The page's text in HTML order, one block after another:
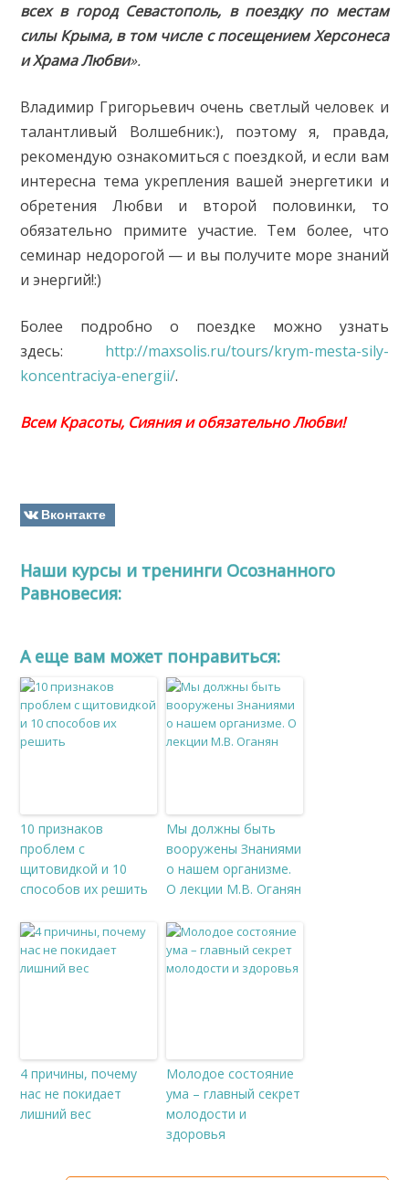
всех в город Севастополь, в поездку по местам
силы Крыма, в том числе с посещением Херсонеса
и Храма Любви».
Владимир Григорьевич очень светлый человек и
талантливый Волшебник:), поэтому я, правда,
рекомендую ознакомиться с поездкой, и если вам
интересна тема укрепления вашей энергетики и
обретения Любви и второй половинки, то
обязательно примите участие. Тем более, что
семинар недорогой — и вы получите море знаний
и энергий!:)
Более подробно о поездке можно узнать
здесь: http://maxsolis.ru/tours/krym-mesta-sily-
koncentraciya-energii/.
Всем Красоты, Сияния и обязательно Любви!
Вконтакте
Наши курсы и тренинги Осознанного
Равновесия:
A еще вам может понравиться:
10 признаков
проблем с
щитовидкой и 10
способов их решить
Мы должны быть
вооружены Знаниями
о нашем организме.
О лекции М.В. Оганян
4 причины, почему
нас не покидает
лишний вес
Молодое состояние
ума – главный секрет
молодости и
здоровья